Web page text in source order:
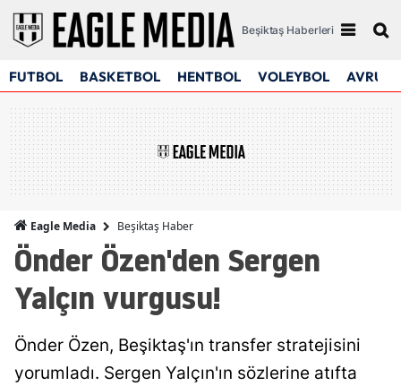
Beşiktaş Haberleri
FUTBOL BASKETBOL HENTBOL VOLEYBOL
Eagle Media Beşiktaş Haber
Önder Özen'den Sergen
Yalçın vurgusu!
Önder Özen, Beşiktaş'ın transfer stratejisini
yorumladı. Sergen Yalçın'ın sözlerine atıfta